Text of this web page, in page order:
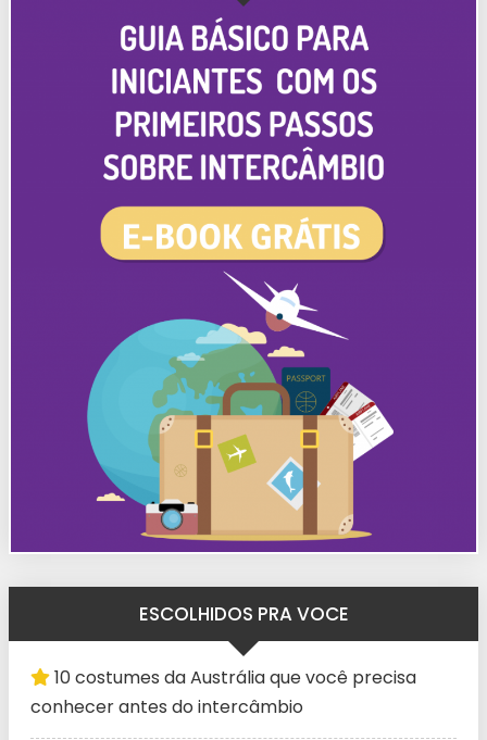
ESCOLHIDOS PRA VOCE
10 costumes da Austrália que você precisa
conhecer antes do intercâmbio